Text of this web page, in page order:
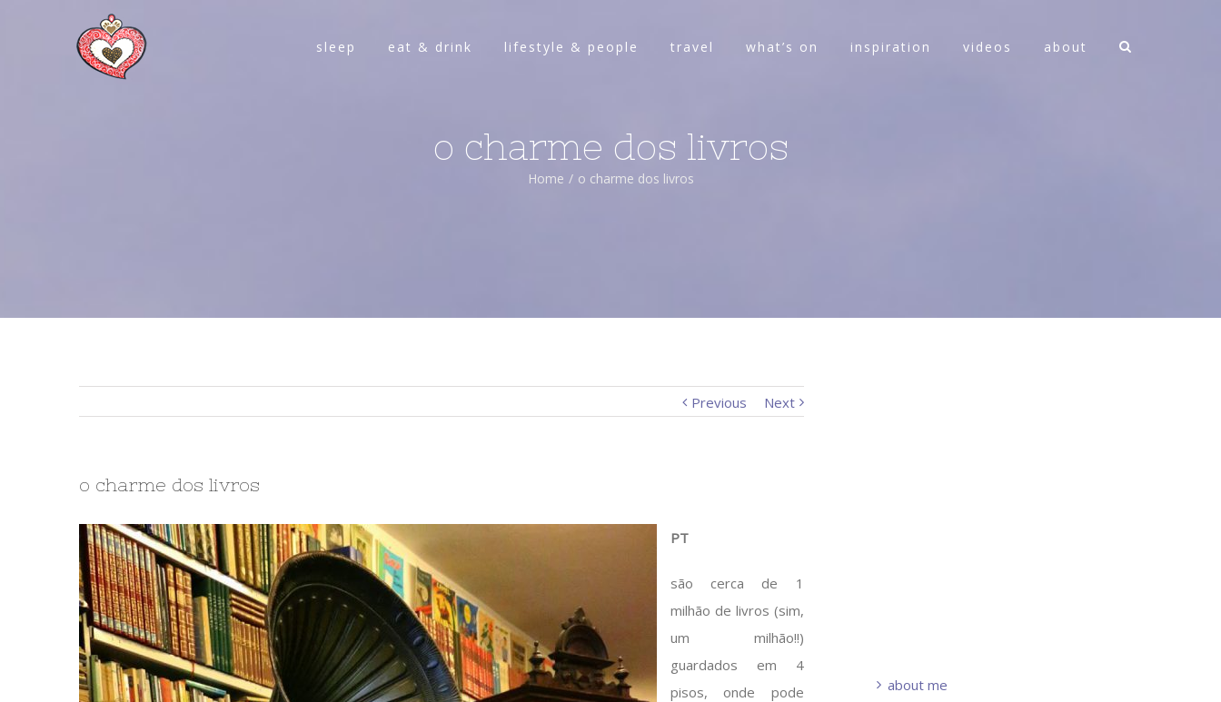
sleep eat & drink lifestyle & people travel what’s on inspiration videos about
o charme dos livros
Home / o charme dos livros
Previous Next
o charme dos livros
PT
são cerca de 1
milhão de livros (sim,
um milhão!!)
guardados em 4
pisos, onde pode
about me